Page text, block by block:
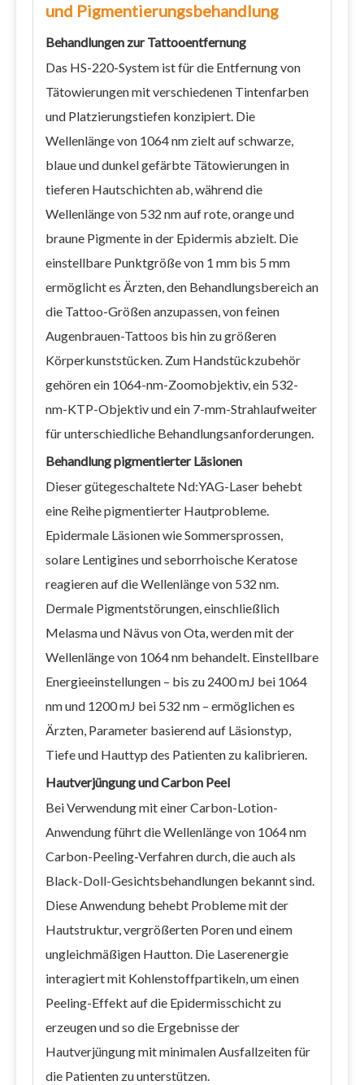
und Pigmentierungsbehandlung
Behandlungen zur Tattooentfernung
Das HS-220-System ist für die Entfernung von
Tätowierungen mit verschiedenen Tintenfarben
und Platzierungstiefen konzipiert. Die
Wellenlänge von 1064 nm zielt auf schwarze,
blaue und dunkel gefärbte Tätowierungen in
tieferen Hautschichten ab, während die
Wellenlänge von 532 nm auf rote, orange und
braune Pigmente in der Epidermis abzielt. Die
einstellbare Punktgröße von 1 mm bis 5 mm
ermöglicht es Ärzten, den Behandlungsbereich an
die Tattoo-Größen anzupassen, von feinen
Augenbrauen-Tattoos bis hin zu größeren
Körperkunststücken. Zum Handstückzubehör
gehören ein 1064-nm-Zoomobjektiv, ein 532-
nm-KTP-Objektiv und ein 7-mm-Strahlaufweiter
für unterschiedliche Behandlungsanforderungen.
Behandlung pigmentierter Läsionen
Dieser gütegeschaltete Nd:YAG-Laser behebt
eine Reihe pigmentierter Hautprobleme.
Epidermale Läsionen wie Sommersprossen,
solare Lentigines und seborrhoische Keratose
reagieren auf die Wellenlänge von 532 nm.
Dermale Pigmentstörungen, einschließlich
Melasma und Nävus von Ota, werden mit der
Wellenlänge von 1064 nm behandelt. Einstellbare
Energieeinstellungen – bis zu 2400 mJ bei 1064
nm und 1200 mJ bei 532 nm – ermöglichen es
Ärzten, Parameter basierend auf Läsionstyp,
Tiefe und Hauttyp des Patienten zu kalibrieren.
Hautverjüngung und Carbon Peel
Bei Verwendung mit einer Carbon-Lotion-
Anwendung führt die Wellenlänge von 1064 nm
Carbon-Peeling-Verfahren durch, die auch als
Black-Doll-Gesichtsbehandlungen bekannt sind.
Diese Anwendung behebt Probleme mit der
Hautstruktur, vergrößerten Poren und einem
ungleichmäßigen Hautton. Die Laserenergie
interagiert mit Kohlenstoffpartikeln, um einen
Peeling-Effekt auf die Epidermisschicht zu
erzeugen und so die Ergebnisse der
Hautverjüngung mit minimalen Ausfallzeiten für
die Patienten zu unterstützen.